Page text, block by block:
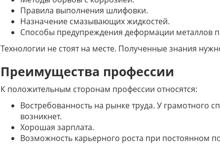
Правила выполнения шлифовки.
Назначение смазывающих жидкостей.
Способы предупреждения деформации металлов
Технологии не стоят на месте. Полученные знания
Преимущества профессии
К положительным сторонам профессии относятся:
Востребованность на рынке труда. У грамотного
возникнет.
Хорошая зарплата.
Возможность карьерного роста при постоянном